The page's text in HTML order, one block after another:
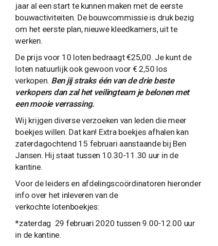
jaar al een start te kunnen maken met de eerste
bouwactiviteiten. De bouwcommissie is druk bezig
om het eerste plan, nieuwe kleedkamers, uit te
werken.
De prijs voor 10 loten bedraagt €25,00. Je kunt de
loten natuurlijk ook gewoon voor € 2,50 los
verkopen. Ben jij straks één van de drie beste
verkopers dan zal het veilingteam je belonen met
een mooie verrassing.
Wij krijgen diverse verzoeken van leden die meer
boekjes willen. Dat kan! Extra boekjes afhalen kan
zaterdagochtend 15 februari aanstaande bij Ben
Jansen. Hij staat tussen 10.30-11.30 uur in de
kantine.
Voor de leiders en afdelingscoördinatoren hieronder
info over het inleveren van de
verkochte lotenboekjes:
*zaterdag 29 februari 2020 tussen 9.00-12.00 uur
in de kantine.